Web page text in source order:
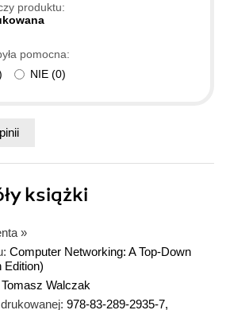
produktu:
pomocna:
NIE (0)
książki
»
Computer Networking: A Top-Down
Edition)
Tomasz Walczak
978-83-289-2935-7,